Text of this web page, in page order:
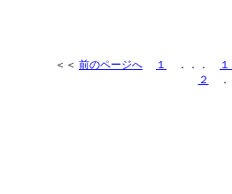
＜＜ 前のページへ １ ．．．
２